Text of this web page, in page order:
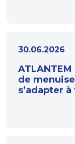
30.06.2026
de
s’adapter